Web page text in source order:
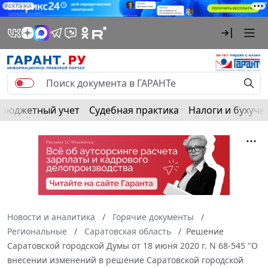
РЕКЛАМА
Бюджетный учет Судебная практика Налоги и
Новости и аналитика
Горячие документы
Региональные
Саратовская область
Решение
Саратовской городской Думы от 18 июня 2020 г. N 68-545 "О
внесении изменений в решение Саратовской городской